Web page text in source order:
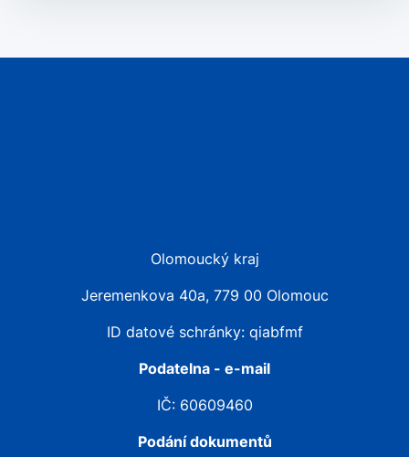
Olomoucký kraj
Jeremenkova 40a, 779 00 Olomouc
ID datové schránky: qiabfmf
Podatelna - e-mail
IČ: 60609460
Podání dokumentů